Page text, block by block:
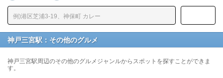
神戸三宮駅：その他のグルメ
神戸三宮駅周辺のその他のグルメジャンルからスポットを探すことができま
す。